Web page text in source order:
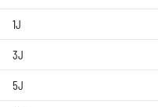
1J
3J
5J